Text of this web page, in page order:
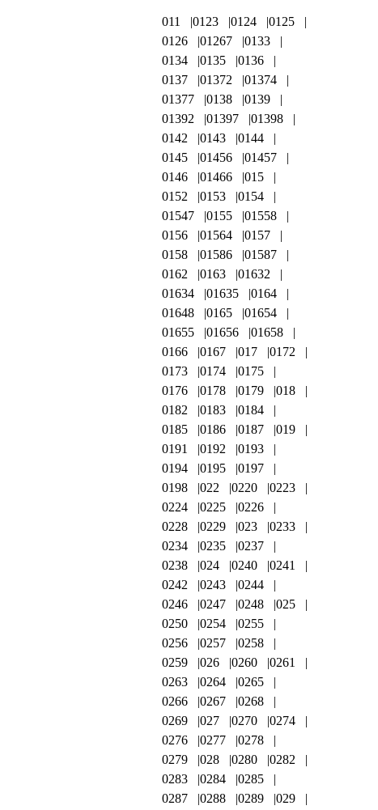
011 0123 0124
0125
0126
01267
0133
0134
0135
0136
0137
01372
01374
01377
0138
0139
01392
01397
01398
0142
0143
0144
0145
01456
01457
0146
01466
015
0152
0153
0154
01547
0155
01558
0156
01564
0157
0158
01586
01587
0162
0163
01632
01634
01635
0164
01648
0165
01654
01655
01656
01658
0166
0167 017
0172
0173
0174
0175
0176
0178 0179
018
0182
0183
0184
0185
0186 0187
019
0191
0192
0193
0194
0195
0197
0198
022 0220
0223
0224
0225
0226
0228
0229 023
0233
0234
0235
0237
0238
024 0240
0241
0242
0243
0244
0246
0247 0248
025
0250
0254
0255
0256
0257
0258
0259
026 0260
0261
0263
0264
0265
0266
0267
0268
0269
027 0270
0274
0276
0277
0278
0279
028 0280
0282
0283
0284
0285
0287
0288 0289
029